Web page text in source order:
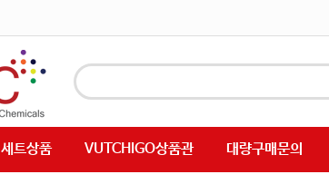
세트상품 VUTCHIGO상품관 대량구매문의